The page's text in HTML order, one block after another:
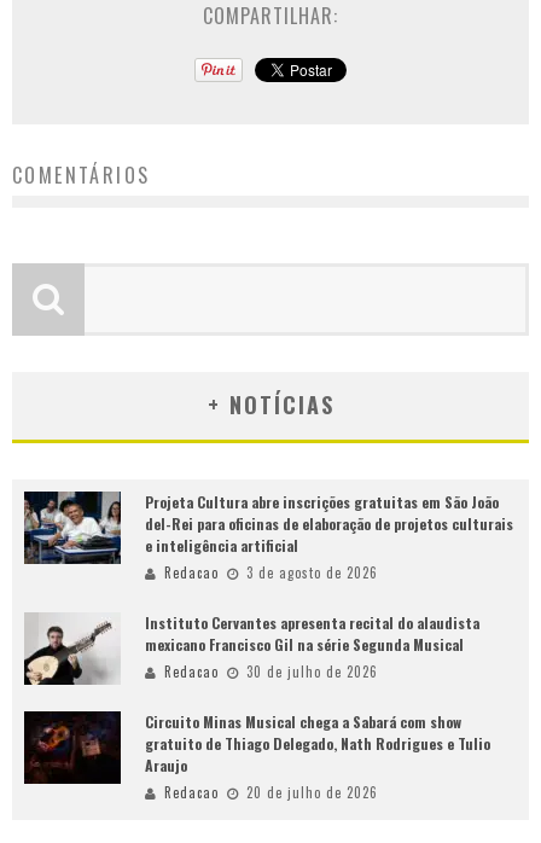
COMPARTILHAR:
COMENTÁRIOS
+ NOTÍCIAS
Projeta Cultura abre inscrições gratuitas em São João
del-Rei para oficinas de elaboração de projetos culturais
e inteligência artificial
Redacao 3 de agosto de 2026
Instituto Cervantes apresenta recital do alaudista
mexicano Francisco Gil na série Segunda Musical
Redacao 30 de julho de 2026
Circuito Minas Musical chega a Sabará com show
gratuito de Thiago Delegado, Nath Rodrigues e Tulio
Araujo
Redacao 20 de julho de 2026